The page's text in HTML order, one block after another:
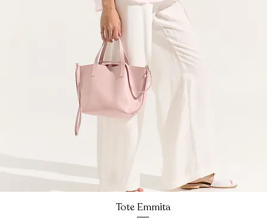
Vista rápida
Tote Emmita